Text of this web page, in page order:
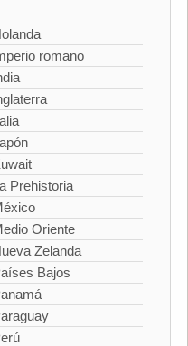
romano
Prehistoria
Oriente
Zelanda
Bajos